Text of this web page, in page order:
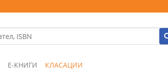
Е-КНИГИ КЛАСАЦИИ